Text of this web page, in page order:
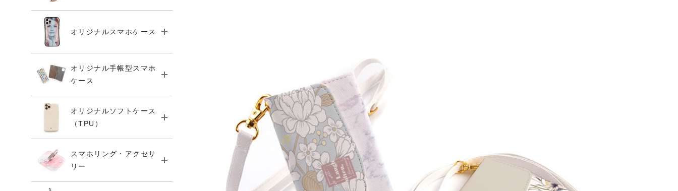
オリジナルスマホケース
オリジナル手帳型スマホ
ケース
オリジナルソフトケース
（TPU）
スマホリング・アクセサ
リー